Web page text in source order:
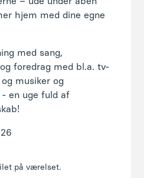
hjem med dine egne
med sang,
foredrag med bl.a. tv-
og musiker og
- en uge fuld af
på værelset.